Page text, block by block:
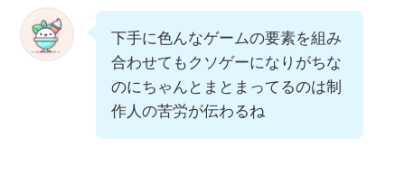
下手に色んなゲームの要素を組み
合わせてもクソゲーになりがちな
のにちゃんとまとまってるのは制
作人の苦労が伝わるね